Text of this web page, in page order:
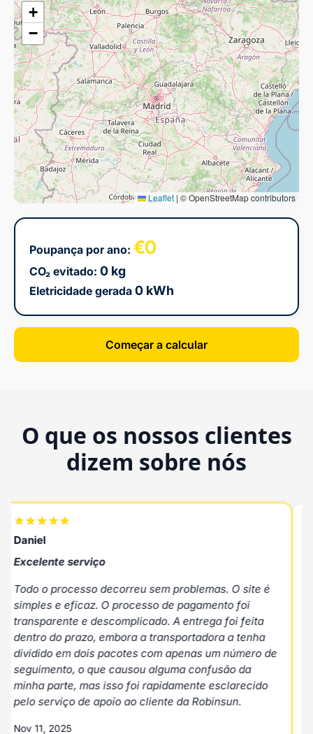
+
−
Leaflet | © OpenStreetMap contributors
Poupança por ano: €0
CO₂ evitado: 0 kg
Eletricidade gerada 0 kWh
Começar a calcular
O que os nossos clientes
dizem sobre nós
Daniel
Excelente serviço
Todo o processo decorreu sem problemas. O site é
simples e eficaz. O processo de pagamento foi
transparente e descomplicado. A entrega foi feita
dentro do prazo, embora a transportadora a tenha
dividido em dois pacotes com apenas um número de
seguimento, o que causou alguma confusão da
minha parte, mas isso foi rapidamente esclarecido
pelo serviço de apoio ao cliente da Robinsun.
Nov 11, 2025